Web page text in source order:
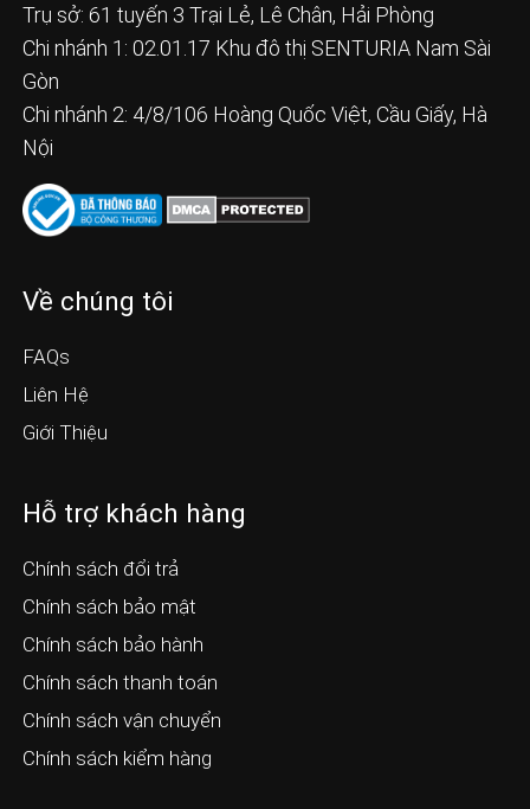
Trụ sở: 61 tuyến 3 Trại Lẻ, Lê Chân, Hải Phòng
Chi nhánh 1: 02.01.17 Khu đô thị SENTURIA Nam Sài
Gòn
Chi nhánh 2: 4/8/106 Hoàng Quốc Việt, Cầu Giấy, Hà
Nội
Về chúng tôi
FAQs
Liên Hệ
Giới Thiệu
Hỗ trợ khách hàng
Chính sách đổi trả
Chính sách bảo mật
Chính sách bảo hành
Chính sách thanh toán
Chính sách vận chuyển
Chính sách kiểm hàng